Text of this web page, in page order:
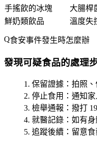
手搖飲的冰塊 大腸桿
鮮奶類飲品
溫度失
食安事件發生時怎麼辦
發現可疑食品的處理
保留證據 ：拍照
停止食用 ：通知
檢舉通報 ：撥打
就醫記錄 ：如有
追蹤後續 ：留意